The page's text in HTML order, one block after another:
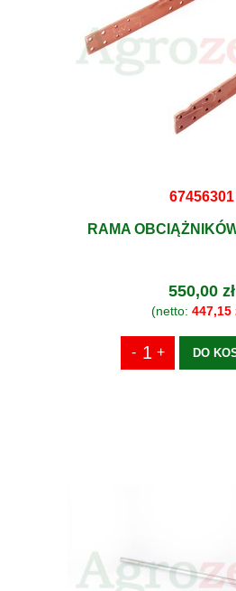
67456301
RAMA
550,00 zł
(netto: 447,15
DO